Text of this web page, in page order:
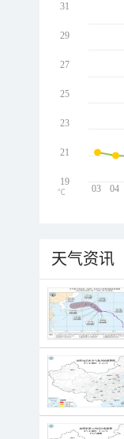
03 04
31
29
27
25
23
21
19
℃
天气资讯